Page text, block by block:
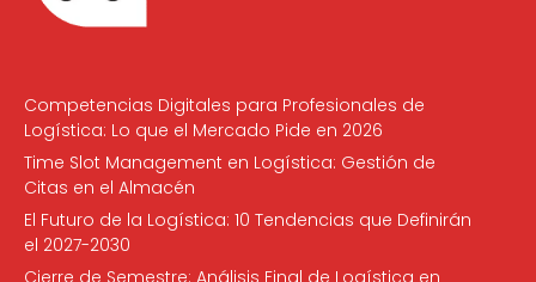
Competencias Digitales para Profesionales de
Logística: Lo que el Mercado Pide en 2026
Time Slot Management en Logística: Gestión de
Citas en el Almacén
El Futuro de la Logística: 10 Tendencias que Definirán
el 2027-2030
Cierre de Semestre: Análisis Final de Logística en